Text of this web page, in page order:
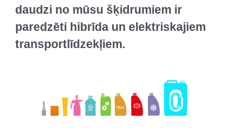
daudzi no mūsu šķidrumiem ir
paredzēti hibrīda un elektriskajiem
transportlīdzekļiem.